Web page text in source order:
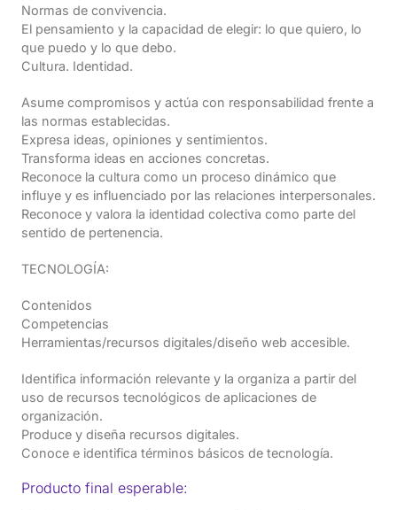
Normas de convivencia.
El pensamiento y la capacidad de elegir: lo que quiero, lo
que puedo y lo que debo.
Cultura. Identidad.
Asume compromisos y actúa con responsabilidad frente a
las normas establecidas.
Expresa ideas, opiniones y sentimientos.
Transforma ideas en acciones concretas.
Reconoce la cultura como un proceso dinámico que
influye y es influenciado por las relaciones interpersonales.
Reconoce y valora la identidad colectiva como parte del
sentido de pertenencia.
TECNOLOGÍA:
Contenidos
Competencias
Herramientas/recursos digitales/diseño web accesible.
Identifica información relevante y la organiza a partir del
uso de recursos tecnológicos de aplicaciones de
organización.
Produce y diseña recursos digitales.
Conoce e identifica términos básicos de tecnología.
Producto final esperable: